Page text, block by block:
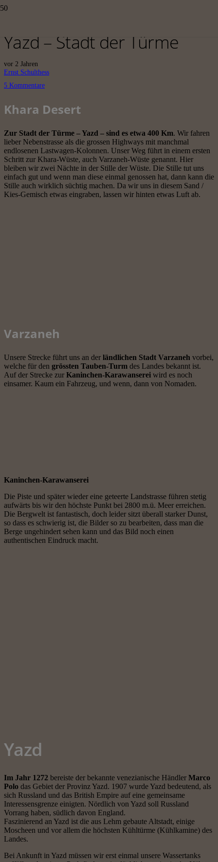
Yazd – Stadt der Türme
vor 2 Jahren
Ernst Schulthess
5 Kommentare
Khara Desert
Zur Stadt der Türme – Yazd – sind es etwa 400 Km. Wir fahren
lieber Nebenstrasse als die grossen Highways mit manchmal
endlosenen Lastwagen-Kolonnen. Unser Weg führt in einem ersten
Schritt zur Khara-Wüste, auch Varzaneh-Wüste genannt. Hier
bleiben wir zwei Nächte in der Stille der Wüste. Die Stille tut uns
einfach gut und wenn man diese einmal genossen hat, dann kann die
Stille auch wirklich süchtig machen. Da wir uns in diesem Sand /
Kies-Gemisch etwas eingraben, lassen wir hinten etwas Luft ab.
Varzaneh
Unsere Strecke führt uns an der ländlichen Stadt Varzaneh vorbei,
welche für den grössten Tauben-Turm des Landes bekannt ist.
Auf der Strecke zur Kaninchen-Karawanserei wird es noch
einsamer. Kaum ein Fahrzeug, und wenn, dann von Nomaden.
Kaninchen-Karawanserei
Die Piste und später wieder eine geteerte Landstrasse führen stetig
aufwärts bis wir den höchste Punkt bei 2800 m.ü. Meer erreichen.
Die Bergwelt ist fantastisch, doch leider sitzt überall starker Dunst,
so dass es schwierig ist, die Bilder so zu bearbeiten, dass man die
Berge ungehindert sehen kann und das Bild noch einen
authentischen Eindruck macht.
Yazd
Im Jahr 1272 bereiste der bekannte venezianische Händler Marco
Polo das Gebiet der Provinz Yazd. 1907 wurde Yazd bedeutend, als
sich Russland und das British Empire auf eine gemeinsame
Interessensgrenze einigten. Nördlich von Yazd soll Russland
Vorrang haben, südlich davon England.
Faszinierend an Yazd ist die aus Lehm gebaute Altstadt, einige
Moscheen und vor allem die höchsten Kühltürme (Kühlkamine) des
Landes.
Bei Ankunft in Yazd müssen wir erst einmal unsere Wassertanks